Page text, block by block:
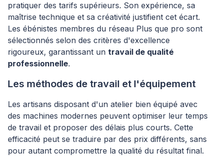
pratiquer des tarifs supérieurs. Son expérience, sa
maîtrise technique et sa créativité justifient cet écart.
Les ébénistes membres du réseau Plus que pro sont
sélectionnés selon des critères d'excellence
rigoureux, garantissant un travail de qualité
professionnelle.
Les méthodes de travail et l'équipement
Les artisans disposant d'un atelier bien équipé avec
des machines modernes peuvent optimiser leur temps
de travail et proposer des délais plus courts. Cette
efficacité peut se traduire par des prix différents, sans
pour autant compromettre la qualité du résultat final.